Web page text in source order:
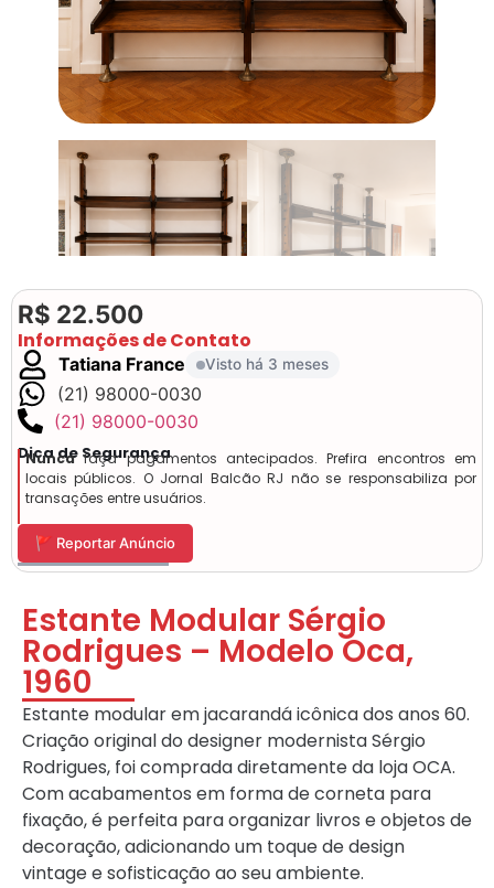
R$ 22.500
Informações de Contato
Tatiana France Visto há 3 meses
(21) 98000-0030
(21) 98000-0030
Dica de Segurança
Nuncafaça pagamentos antecipados. Prefira encontros em
locais públicos. O Jornal Balcão RJ não se responsabiliza por
transações entre usuários.
🚩 Reportar Anúncio
Estante Modular Sérgio
Rodrigues – Modelo Oca,
1960
Estante modular em jacarandá icônica dos anos 60.
Criação original do designer modernista Sérgio
Rodrigues, foi comprada diretamente da loja OCA.
Com acabamentos em forma de corneta para
fixação, é perfeita para organizar livros e objetos de
decoração, adicionando um toque de design
vintage e sofisticação ao seu ambiente.